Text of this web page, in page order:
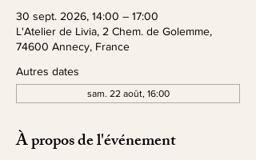
30 sept. 2026, 14:00 – 17:00
L'Atelier de Livia, 2 Chem. de Golemme,
74600 Annecy, France
Autres dates
sam. 22 août, 16:00
À propos de l'événement